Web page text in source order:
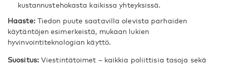
kustannustehokasta kaikissa yhteyksissä.
Haaste:Tiedon puute saatavilla olevista parhaiden
käytäntöjen esimerkeistä, mukaan lukien
hyvinvointiteknologian käyttö.
Suositus:Viestintätoimet – kaikkia poliittisia tasoja sekä